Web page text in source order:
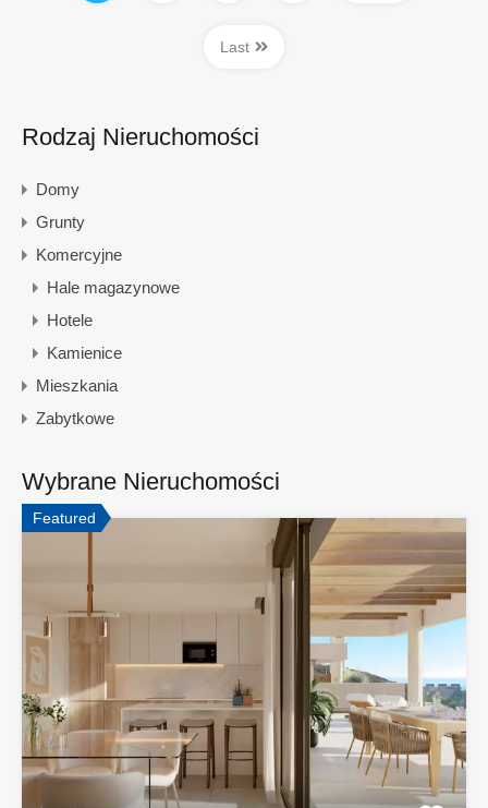
Last
Rodzaj Nieruchomości
Domy
Grunty
Komercyjne
Hale magazynowe
Hotele
Kamienice
Mieszkania
Zabytkowe
Wybrane Nieruchomości
Featured